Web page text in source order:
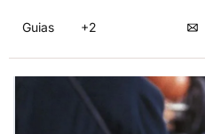
Guias +2